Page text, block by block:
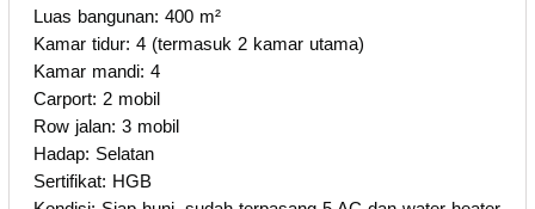
Luas bangunan: 400 m²
Kamar tidur: 4 (termasuk 2 kamar utama)
Kamar mandi: 4
Carport: 2 mobil
Row jalan: 3 mobil
Hadap: Selatan
Sertifikat: HGB